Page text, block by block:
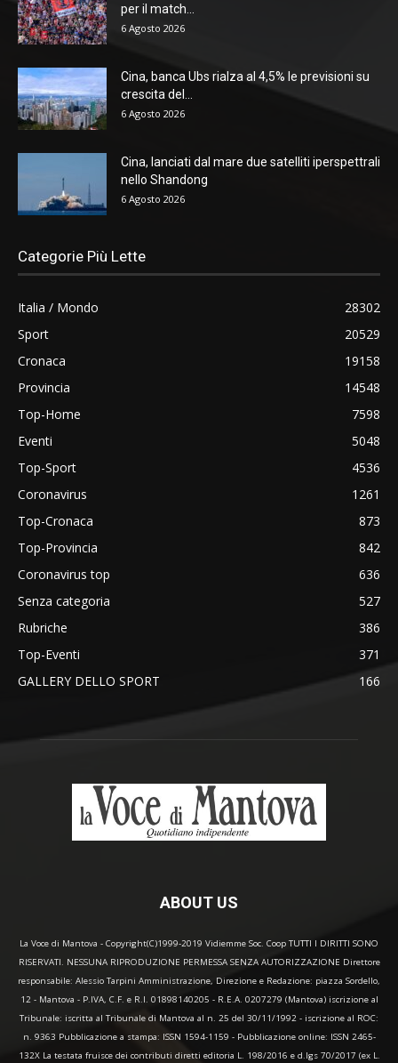
per il match...
6 Agosto 2026
Cina, banca Ubs rialza al 4,5% le previsioni su
crescita del...
6 Agosto 2026
Cina, lanciati dal mare due satelliti iperspettrali
nello Shandong
6 Agosto 2026
Categorie Più Lette
Italia / Mondo
28302
Sport
20529
Cronaca
19158
Provincia
14548
Top-Home
7598
Eventi
5048
Top-Sport
4536
Coronavirus
1261
Top-Cronaca
873
Top-Provincia
842
Coronavirus top
636
Senza categoria
527
Rubriche
386
Top-Eventi
371
GALLERY DELLO SPORT
166
ABOUT US
La Voce di Mantova - Copyright(C)1999-2019 Vidiemme Soc. Coop TUTTI I DIRITTI SONO
RISERVATI. NESSUNA RIPRODUZIONE PERMESSA SENZA AUTORIZZAZIONE Direttore
responsabile: Alessio Tarpini Amministrazione, Direzione e Redazione: piazza Sordello,
12 - Mantova - P.IVA, C.F. e R.I. 01898140205 - R.E.A. 0207279 (Mantova) iscrizione al
Tribunale: iscritta al Tribunale di Mantova al n. 25 del 30/11/1992 - iscrizione al ROC:
n. 9363 Pubblicazione a stampa: ISSN 1594-1159 - Pubblicazione online: ISSN 2465-
132X La testata fruisce dei contributi diretti editoria L. 198/2016 e d.lgs 70/2017 (ex L.